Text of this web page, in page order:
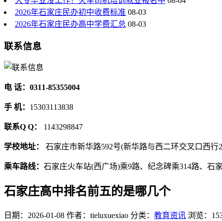
2026年石家庄民办初中收费标准 08-03
2026年石家庄民办高中学费汇总 08-03
联系信息
电 话：0311-85355004
手 机： 15303113838
联系Q Q： 1143298847
学校地址： 石家庄市新华路592号(新华路与西二环交叉口西行
乘车路线： 石家庄火车站(西广场)乘9路、纪念碑乘314路、石
石家庄高中排名前五的是哪几个
日期：2026-01-08 作者：tieluxuexiao 分类： 教育资讯 浏览：